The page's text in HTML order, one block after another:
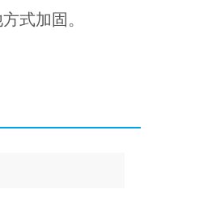
式加固。